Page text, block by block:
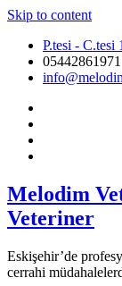
Skip to content
P.tesi - C.tesi
05442861971
Melodim
Veteriner
Eskişehir’de
cerrahi